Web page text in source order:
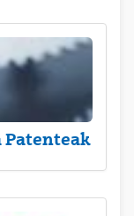
Patenteak